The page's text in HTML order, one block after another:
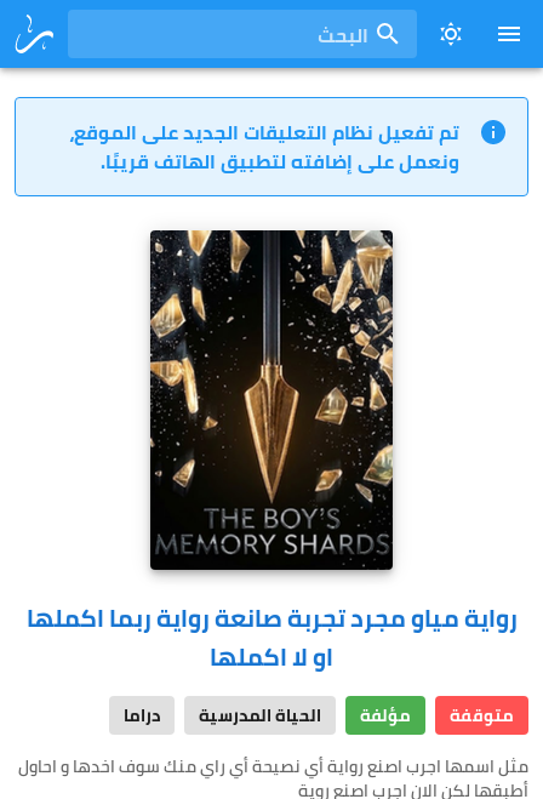
البحث
تم تفعيل نظام التعليقات الجديد على الموقع،
ونعمل على إضافته لتطبيق الهاتف قريبًا.
رواية مياو مجرد تجربة صانعة رواية ربما اكملها
او لا اكملها
متوقفة مؤلفة الحياة المدرسية
دراما
مثل اسمها اجرب اصنع رواية أي نصيحة أي راي منك سوف اخدها و احاول